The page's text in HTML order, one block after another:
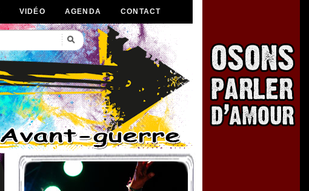
VIDÉO AGENDA CONTACT